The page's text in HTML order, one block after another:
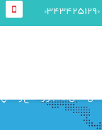
03434251290
ی اصلی اخبار و اطلاع رساني